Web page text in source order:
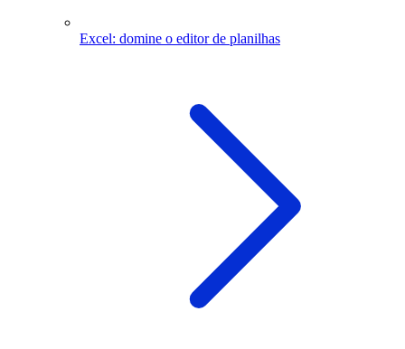
Excel: domine o editor de planilhas